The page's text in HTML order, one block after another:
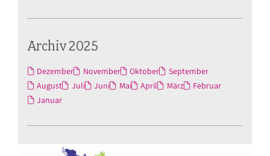
Archiv 2025
Dezember November Oktober
September
August
Juli Juni Mai April März
Februar
Januar